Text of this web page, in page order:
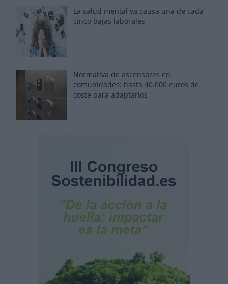
La salud mental ya causa una de cada
cinco bajas laborales
Normativa de ascensores en
comunidades: hasta 40.000 euros de
coste para adaptarlos